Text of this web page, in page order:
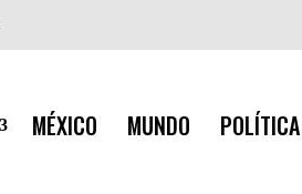
MÉXICO MUNDO POLÍTICA